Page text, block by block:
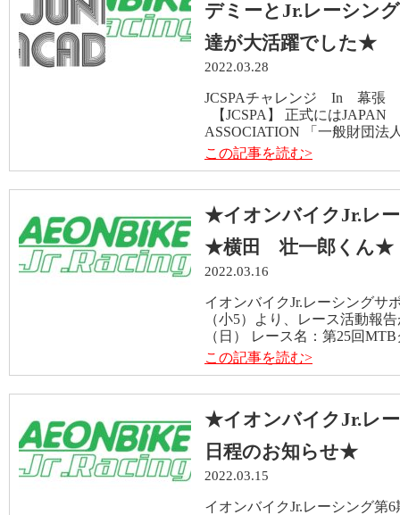
デミーとJr.レーシン
達が大活躍でした★
2022.03.28
JCSPAチャレンジ In 幕張
【JCSPA】 正式には
ASSOCIATION 「一般財団
この記事を読む>
★イオンバイクJr.レ
★横田 壮一郎くん★
2022.03.16
イオンバイクJr.レーシングサ
（小5）より、レース活動報
（日） レース名：第25回
この記事を読む>
★イオンバイクJr.レ
日程のお知らせ★
2022.03.15
イオンバイクJr.レーシング